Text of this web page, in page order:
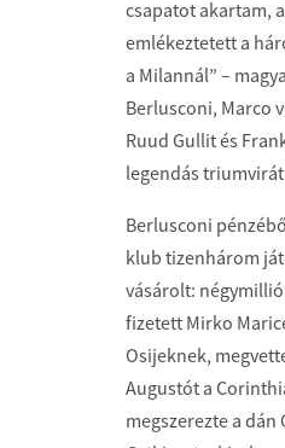
csapatot akartam,
emlékeztetett a
a Milannál” –
Berlusconi, Marco
Ruud Gullit és
legendás
Berlusconi
klub tizenhárom
vásárolt:
fizetett Mirko
Osijeknek,
Augustót a
megszerezte a dán